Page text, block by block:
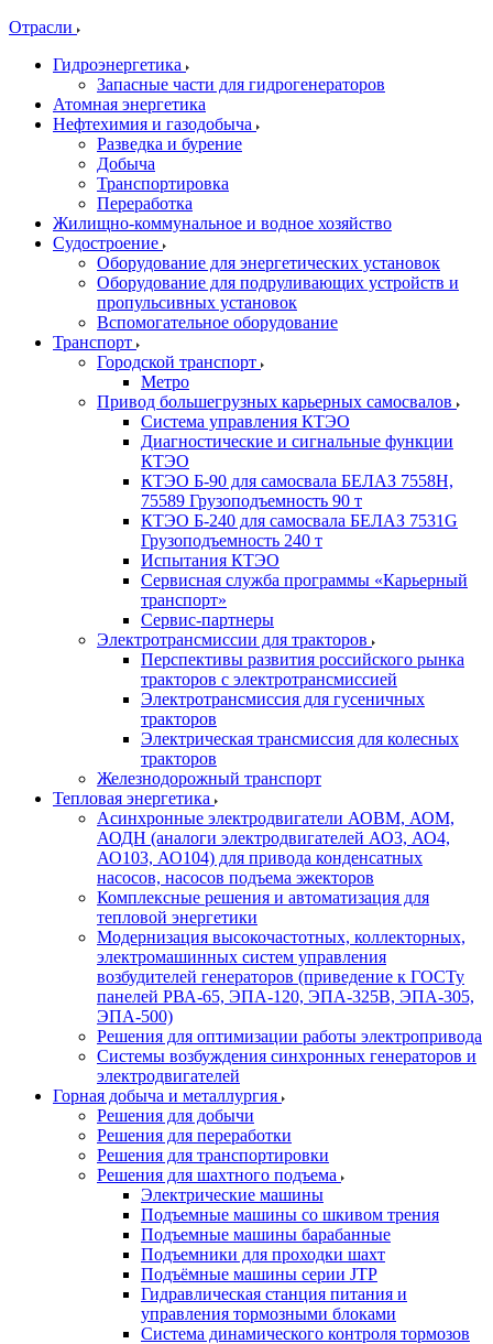
Отрасли
Гидроэнергетика
Запасные части для гидрогенераторов
Атомная энергетика
Нефтехимия и газодобыча
Разведка и бурение
Добыча
Транспортировка
Переработка
Жилищно-коммунальное и водное хозяйство
Судостроение
Оборудование для энергетических установок
Оборудование для подруливающих устройств и
пропульсивных установок
Вспомогательное оборудование
Транспорт
Городской транспорт
Метро
Привод большегрузных карьерных самосвалов
Система управления КТЭО
Диагностические и сигнальные функции
КТЭО
КТЭО Б-90 для самосвала БЕЛАЗ 7558H,
75589 Грузоподъемность 90 т
КТЭО Б-240 для самосвала БЕЛАЗ 7531G
Грузоподъемность 240 т
Испытания КТЭО
Сервисная служба программы «Карьерный
транспорт»
Сервис-партнеры
Электротрансмиссии для тракторов
Перспективы развития российского рынка
тракторов с электротрансмиссией
Электротрансмиссия для гусеничных
тракторов
Электрическая трансмиссия для колесных
тракторов
Железнодорожный транспорт
Тепловая энергетика
Асинхронные электродвигатели АОВМ, АОМ,
АОДН (аналоги электродвигателей АО3, АО4,
АО103, АО104) для привода конденсатных
насосов, насосов подъема эжекторов
Комплексные решения и автоматизация для
тепловой энергетики
Модернизация высокочастотных, коллекторных,
электромашинных систем управления
возбудителей генераторов (приведение к ГОСТу
панелей РВА-65, ЭПА-120, ЭПА-325В, ЭПА-305,
ЭПА-500)
Решения для оптимизации работы электропривода
Системы возбуждения синхронных генераторов и
электродвигателей
Горная добыча и металлургия
Решения для добычи
Решения для переработки
Решения для транспортировки
Решения для шахтного подъема
Электрические машины
Подъемные машины со шкивом трения
Подъемные машины барабанные
Подъемники для проходки шахт
Подъёмные машины серии JTP
Гидравлическая станция питания и
управления тормозными блоками
Система динамического контроля тормозов